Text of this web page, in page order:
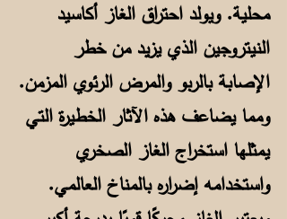
محلية. ويولد احتراق الغاز أكاسيد
النيتروجين الذي يزيد من خطر
الإصابة بالربو والمرض الرئوي المزمن.
ومما يضاعف هذه الآثار الخطيرة التي
يمثلها استخراج الغاز الصخري
واستخدامه إضراره بالمناخ العالمي.